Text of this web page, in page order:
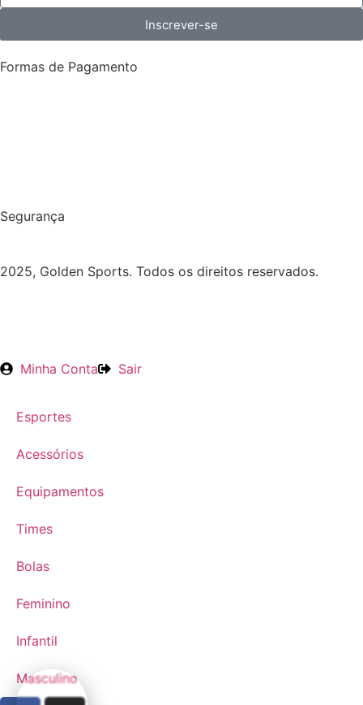
Inscrever-se
Formas de Pagamento
Segurança
2025, Golden Sports. Todos os direitos reservados.
Minha Conta Sair
Esportes
Acessórios
Equipamentos
Times
Bolas
Feminino
Infantil
Masculino